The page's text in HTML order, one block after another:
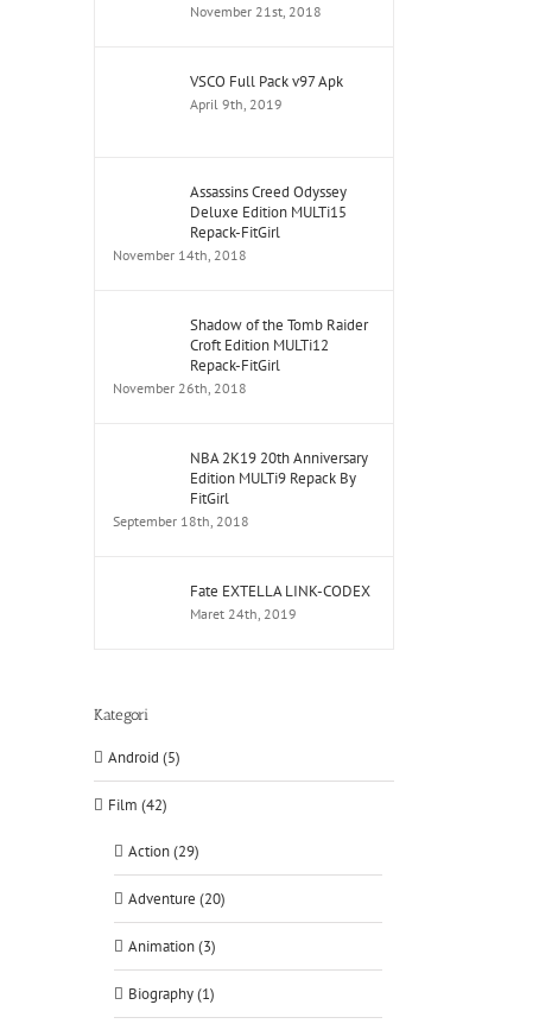
November 21st, 2018
VSCO Full Pack v97 Apk
April 9th, 2019
Assassins Creed Odyssey
Deluxe Edition MULTi15
Repack-FitGirl
November 14th, 2018
Shadow of the Tomb Raider
Croft Edition MULTi12
Repack-FitGirl
November 26th, 2018
NBA 2K19 20th Anniversary
Edition MULTi9 Repack By
FitGirl
September 18th, 2018
Fate EXTELLA LINK-CODEX
Maret 24th, 2019
Kategori
Android (5)
Film (42)
Action (29)
Adventure (20)
Animation (3)
Biography (1)